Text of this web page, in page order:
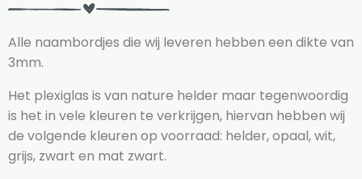
Alle naambordjes die wij leveren hebben een dikte van
3mm.
Het plexiglas is van nature helder maar tegenwoordig
is het in vele kleuren te verkrijgen, hiervan hebben wij
de volgende kleuren op voorraad: helder, opaal, wit,
grijs, zwart en mat zwart.